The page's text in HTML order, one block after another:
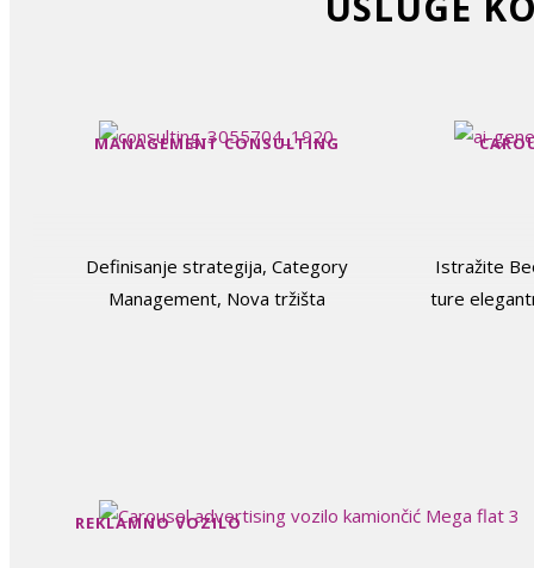
MANAGEMENT CONSULTING
Definisanje strategija, Category
Management, Nova tržišta
Istražite
ture
REKLAMNO VOZILO